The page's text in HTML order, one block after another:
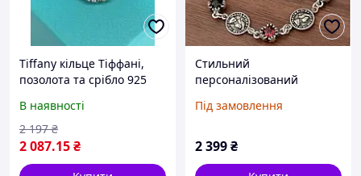
Tiffany кільце Тіффані,
позолота та срібло 925
В наявності
2 087.15₴
2 197 ₴
Стильний
персоналізований
проби, прикрашений
виробами високої якості,
ще й з
Під замовлення
2 399₴